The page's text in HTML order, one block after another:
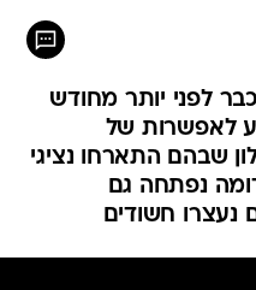
לפני יותר מחודש
לאפשרות של
שבהם התארחו נציגי
נפתחה גם
חשודים